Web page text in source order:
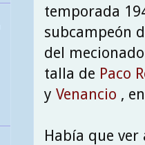
temporada
subcampeón
del
talla de Paco
y Venancio ,
Había que